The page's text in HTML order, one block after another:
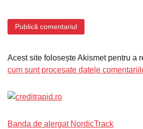
Acest site folosește Akismet pentru a
cum sunt procesate datele
Banda de alergat NordicTrack